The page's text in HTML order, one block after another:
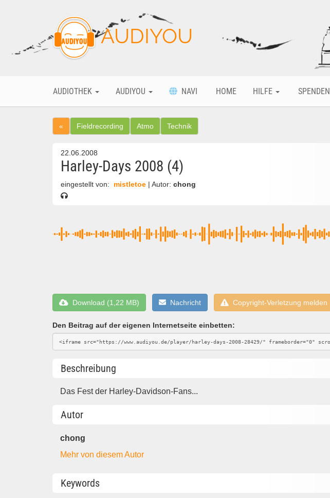
AUDIYOU
AUDIOTHEK AUDIYOU NAVI HOME HILFE SPENDEN
« Fieldrecording Atmo Technik
22.06.2008
Harley-Days 2008 (4)
eingestellt von: mistletoe | Autor: chong
Download (1,22 MB) Nachricht Copyright-Verletzung melden
Den Beitrag auf der eigenen Internetseite einbetten:
Beschreibung
Das Fest der Harley-Davidson-Fans...
Autor
chong
Mehr von diesem Autor
Keywords